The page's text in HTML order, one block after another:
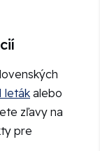
leták alebo
zľavy na
pre